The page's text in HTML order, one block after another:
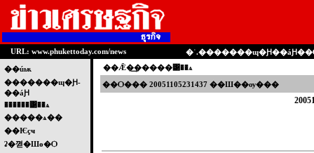
URL: www.phukettoday.com/news
��úѭ
�������ɰ�Ԩ-
��áԨ
������͹��ѧ
�����ѧ��
��Ѥçҹ
ʡ�껻�Шө�Ѻ
��Ǣ�͢�����͹��ѧ
��Ѻ��� 20051105231437 ��Ш��ѹ���